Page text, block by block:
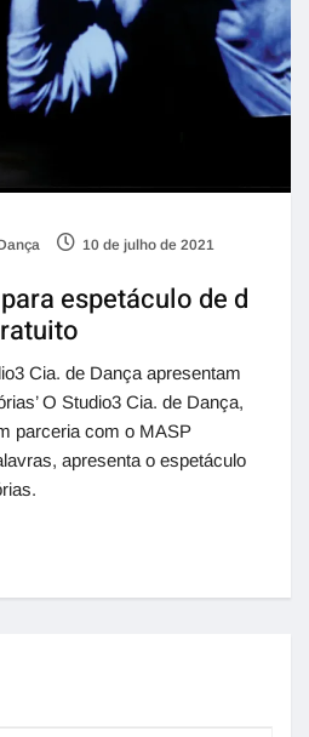
10 de julho de 2021
espetáculo de d
Cia. de Dança apresentam
O Studio3 Cia. de Dança,
parceria com o MASP
apresenta o espetáculo